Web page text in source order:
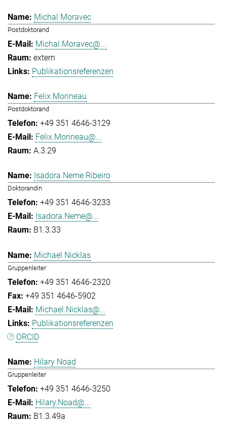
Michal Moravec
Postdoktorand
Michal.Moravec@...
extern
Publikationsreferenzen
Felix Morineau
Postdoktorand
+49 351 4646-3129
Felix.Morineau@...
A.3.29
Isadora Neme Ribeiro
Doktorandin
+49 351 4646-3233
Isadora.Neme@...
B1.3.33
Michael Nicklas
Gruppenleiter
+49 351 4646-2320
+49 351 4646-5902
Michael.Nicklas@...
Publikationsreferenzen
ORCID
Hilary Noad
Gruppenleiter
+49 351 4646-3250
Hilary.Noad@...
B1.3.49a